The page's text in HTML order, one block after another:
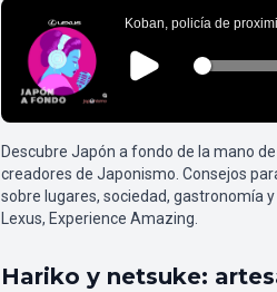
Descubre Japón a fondo de la mano
creadores de Japonismo. Consejos
sobre lugares, sociedad, gastronomía
Lexus, Experience Amazing.
Hariko y netsuke: